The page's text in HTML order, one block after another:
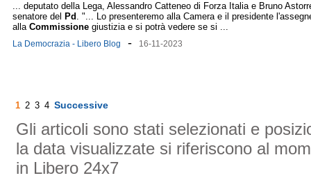
... deputato della Lega, Alessandro Catteneo di Forza Italia e Bruno
senatore del Pd . "... Lo presenteremo alla Camera e il presidente
alla Commissione giustizia e si potrà vedere se si ...
La Democrazia - Libero Blog - 16-11-2023
1 2 3 4 Successive
Gli articoli sono stati selezionati e
la data visualizzate si riferiscono al
in Libero 24x7